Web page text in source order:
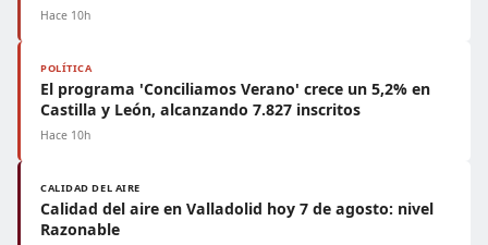
Hace 10h
POLÍTICA
El programa 'Conciliamos Verano' crece un 5,2% en
Castilla y León, alcanzando 7.827 inscritos
Hace 10h
CALIDAD DEL AIRE
Calidad del aire en Valladolid hoy 7 de agosto: nivel
Razonable